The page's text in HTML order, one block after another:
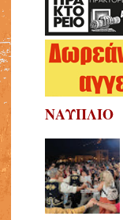
ΝΑΥΠΛΙΟ